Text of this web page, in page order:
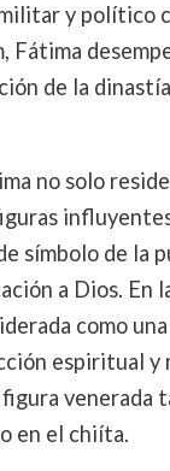
y político
Fátima
de la
no solo
símbolo de la
a Dios. En
como
espiritual y
venerada
en el chiíta.